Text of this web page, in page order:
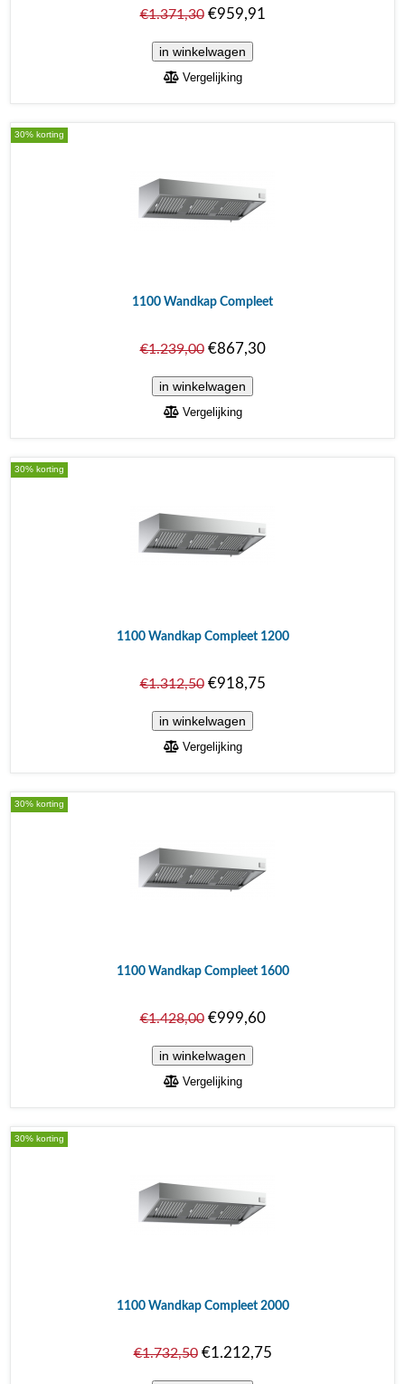
€1.371,30€959,91
Vergelijking
30% korting
1100 Wandkap Compleet
€1.239,00€867,30
Vergelijking
30% korting
1100 Wandkap Compleet 1200
€1.312,50€918,75
Vergelijking
30% korting
1100 Wandkap Compleet 1600
€1.428,00€999,60
Vergelijking
30% korting
1100 Wandkap Compleet 2000
€1.732,50€1.212,75